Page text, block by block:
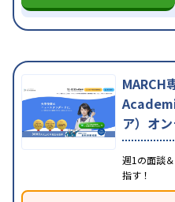
MARCH
ア）オ
週1の面談
指す！